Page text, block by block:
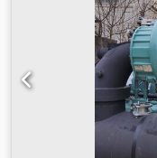
BEINHALTET: -
- Aufruhr der Köpfe.
öffnender Deckel. -
mit 21 Kolben der